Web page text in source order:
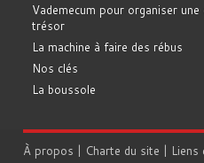
Vademecum pour organiser une
trésor
La machine à faire des rébus
Nos clés
La boussole
À propos | Charte du site | Liens